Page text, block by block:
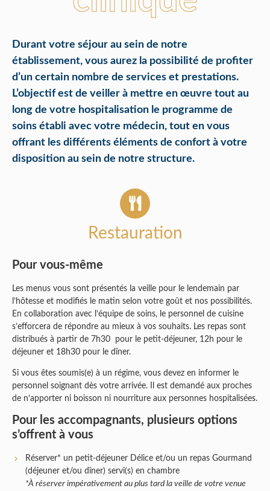
Durant votre séjour au sein de notre
établissement, vous aurez la possibilité de profiter
d’un certain nombre de services et prestations.
L’objectif est de veiller à mettre en œuvre tout au
long de votre hospitalisation le programme de
soins établi avec votre médecin, tout en vous
offrant les différents éléments de confort à votre
disposition au sein de notre structure.
Restauration
Pour vous-même
Les menus vous sont présentés la veille pour le lendemain par
l’hôtesse et modifiés le matin selon votre goût et nos possibilités.
En collaboration avec l’équipe de soins, le personnel de cuisine
s’efforcera de répondre au mieux à vos souhaits. Les repas sont
distribués à partir de 7h30 pour le petit-déjeuner, 12h pour le
déjeuner et 18h30 pour le dîner.
Si vous êtes soumis(e) à un régime, vous devez en informer le
personnel soignant dès votre arrivée. Il est demandé aux proches
de n’apporter ni boisson ni nourriture aux personnes hospitalisées.
Pour les accompagnants, plusieurs options
s’offrent à vous
Réserver* un petit-déjeuner Délice et/ou un repas Gourmand
(déjeuner et/ou dîner) servi(s) en chambre
*À réserver impérativement au plus tard la veille de votre venue